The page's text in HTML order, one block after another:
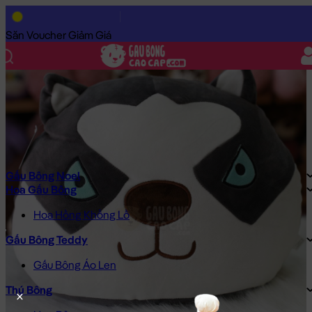
Săn Voucher Giảm Giá
Gấu Bông Noel
Hoa Gấu Bông
Hoa Hồng Khổng Lồ
Gấu Bông Teddy
Gấu Bông Áo Len
Thú Bông
Trang Chủ